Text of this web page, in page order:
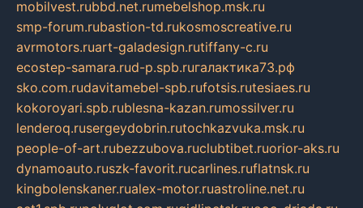
mobilvest.rubbd.net.rumebelshop.msk.ru
smp-forum.rubastion-td.rukosmoscreative.ru
avrmotors.ruart-galadesign.rutiffany-c.ru
ecostep-samara.rud-p.spb.ruгалактика73.рф
sko.com.rudavitamebel-spb.rufotsis.rutesiaes.ru
kokoroyari.spb.rublesna-kazan.rumossilver.ru
lenderoq.rusergeydobrin.rutochkazvuka.msk.ru
people-of-art.rubezzubova.ruclubtibet.ruorior-aks.ru
dynamoauto.ruszk-favorit.rucarlines.ruflatnsk.ru
kingbolenskaner.rualex-motor.ruastroline.net.ru